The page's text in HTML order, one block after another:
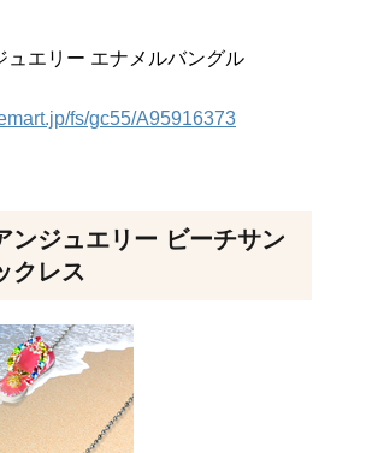
ュエリー エナメルバングル
fs/gc55/A95916373
ンジュエリー ビーチサン
クレス